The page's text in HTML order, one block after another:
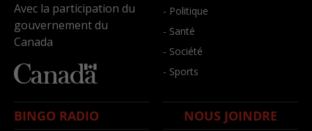
Avec la participation du
gouvernement du
Canada
- Politique
- Santé
- Société
- Sports
BINGO RADIO NOUS JOINDRE